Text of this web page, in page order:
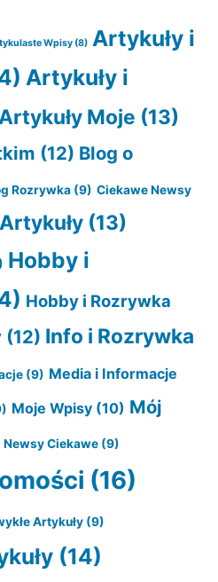
Wpisy (8) Artykuły i
Artykuły i
Artykuły Moje (13)
(12) Blog o
Rozrywka (9) Ciekawe Newsy
(13)
Hobby i
Hobby i Rozrywka
(12) Info i Rozrywka
(9) Media i Informacje
Moje Wpisy (10) Mój
Newsy Ciekawe (9)
(16)
Artykuły (9)
(14)